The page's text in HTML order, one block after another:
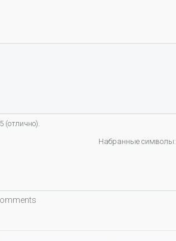
(отлично).
Набранные символы: